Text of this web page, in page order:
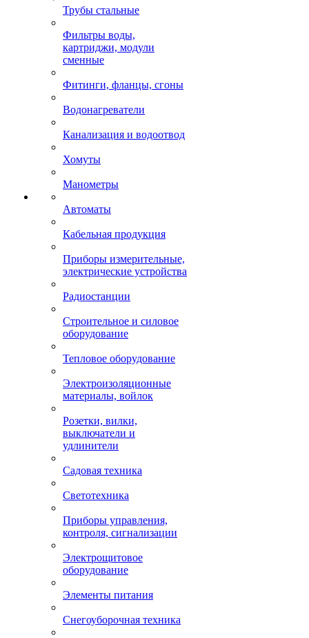
Трубы стальные
Фильтры воды,
картриджи, модули
сменные
Фитинги, фланцы, сгоны
Водонагреватели
Канализация и водоотвод
Хомуты
Манометры
Автоматы
Кабельная продукция
Приборы измерительные,
электрические устройства
Радиостанции
Строительное и силовое
оборудование
Тепловое оборудование
Электроизоляционные
материалы, войлок
Розетки, вилки,
выключатели и
удлинители
Садовая техника
Светотехника
Приборы управления,
контроля, сигнализации
Электрощитовое
оборудование
Элементы питания
Снегоуборочная техника